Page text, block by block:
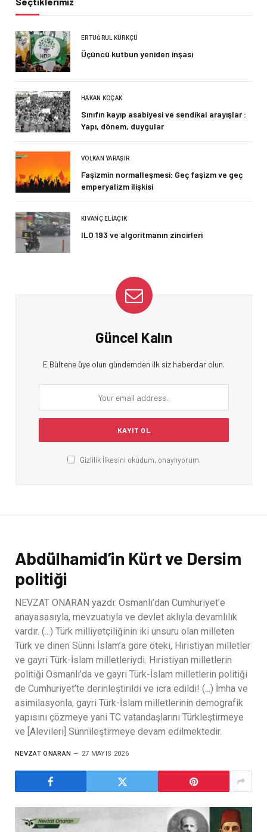
ERTUĞRUL KÜRKÇÜ
Üçüncü kutbun yeniden inşası
HAKAN KOÇAK
Sınıfın kayıp asabiyesi ve sendikal arayışlar :
Yapı, dönem, duygular
VOLKAN YARAŞIR
Faşizmin normalleşmesi: Geç faşizm ve geç
emperyalizm ilişkisi
KIVANÇ ELIAÇIK
ILO 193 ve algoritmanın zincirleri
Güncel Kalın
E Bültene üye olun gündemden ilk siz haberdar olun.
Gizlilik İlkesini okudum, onaylıyorum.
Abdülhamid’in Kürt ve Dersim
politiği
NEVZAT ONARAN yazdı: Osmanlı’dan Cumhuriyet’e
anayasasıyla, mevzuatıyla ve devlet aklıyla devamlılık
vardır. (...) Türk milliyetçiliğinin iki unsuru olan milleten
Türk ve dinen Sünni İslam’a göre öteki, Hıristiyan milletler
ve gayri Türk-İslam milletleriydi. Hıristiyan milletlerin
politiği Osmanlı’da ve gayri Türk-İslam milletlerin politiği
de Cumhuriyet’te derinleştirildi ve icra edildi! (...) İmha ve
asimilasyonla, gayri Türk-İslam milletlerinin demografik
yapısını çözmeye yani TC vatandaşlarını Türkleştirmeye
ve [Alevileri] Sünnileştirmeye devam edilmektedir.
NEVZAT ONARAN 27 MAYIS 2026